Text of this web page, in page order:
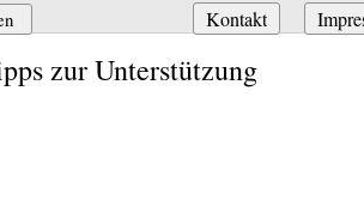
Navigation
überspringen
Kontakt
zur Unterstützung